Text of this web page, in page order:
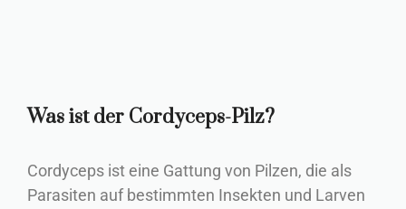
Was ist der Cordyceps-Pilz?
Cordyceps ist eine Gattung von Pilzen, die als
Parasiten auf bestimmten Insekten und Larven